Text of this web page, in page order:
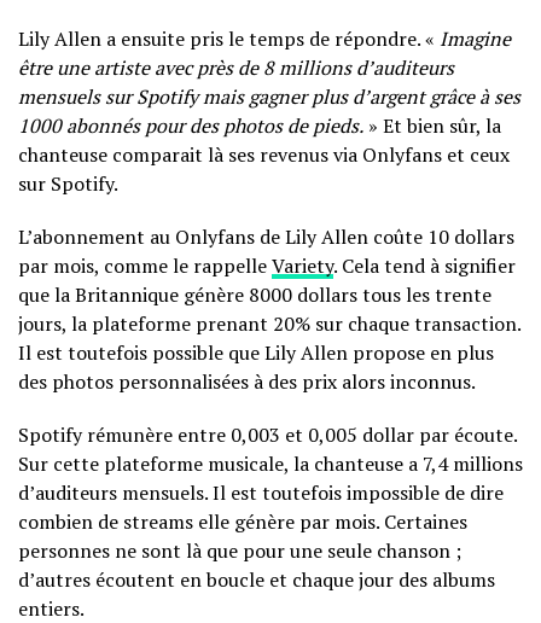
Lily Allen a ensuite pris le temps de répondre. « Imagine
être une artiste avec près de 8 millions d’auditeurs
mensuels sur Spotify mais gagner plus d’argent grâce à ses
1000 abonnés pour des photos de pieds. » Et bien sûr, la
chanteuse comparait là ses revenus via Onlyfans et ceux
sur Spotify.
L’abonnement au Onlyfans de Lily Allen coûte 10 dollars
par mois, comme le rappelleVariety. Cela tend à signifier
que la Britannique génère 8000 dollars tous les trente
jours, la plateforme prenant 20% sur chaque transaction.
Il est toutefois possible que Lily Allen propose en plus
des photos personnalisées à des prix alors inconnus.
Spotify rémunère entre 0,003 et 0,005 dollar par écoute.
Sur cette plateforme musicale, la chanteuse a 7,4 millions
d’auditeurs mensuels. Il est toutefois impossible de dire
combien de streams elle génère par mois. Certaines
personnes ne sont là que pour une seule chanson ;
d’autres écoutent en boucle et chaque jour des albums
entiers.